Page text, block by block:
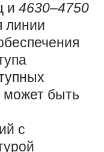
и 4630–4750
линии
может быть
с